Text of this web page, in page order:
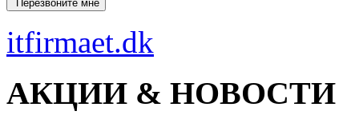
itfirmaet.dk
АКЦИИ & НОВОСТИ